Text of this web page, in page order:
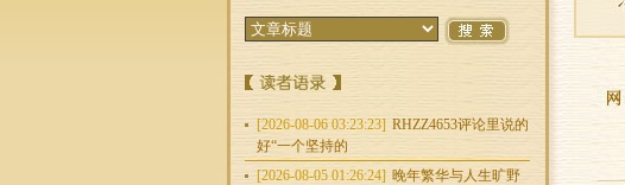
[2026-08-06 03:23:23] RHZZ4653评论里说的
好“一个坚持的
[2026-08-05 01:26:24] 晚年繁华与人生旷野